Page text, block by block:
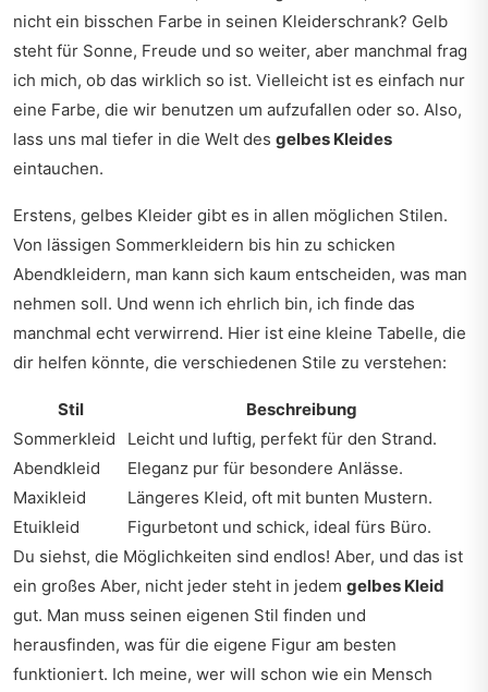
nicht ein bisschen Farbe in seinen Kleiderschrank? Gelb
steht für Sonne, Freude und so weiter, aber manchmal frag
ich mich, ob das wirklich so ist. Vielleicht ist es einfach nur
eine Farbe, die wir benutzen um aufzufallen oder so. Also,
lass uns mal tiefer in die Welt des gelbes Kleides
eintauchen.
Erstens, gelbes Kleider gibt es in allen möglichen Stilen.
Von lässigen Sommerkleidern bis hin zu schicken
Abendkleidern, man kann sich kaum entscheiden, was man
nehmen soll. Und wenn ich ehrlich bin, ich finde das
manchmal echt verwirrend. Hier ist eine kleine Tabelle, die
dir helfen könnte, die verschiedenen Stile zu verstehen:
Stil
Beschreibung
Sommerkleid
Leicht und luftig, perfekt für den Strand.
Abendkleid
Eleganz pur für besondere Anlässe.
Maxikleid
Längeres Kleid, oft mit bunten Mustern.
Etuikleid
Figurbetont und schick, ideal fürs Büro.
Du siehst, die Möglichkeiten sind endlos! Aber, und das ist
ein großes Aber, nicht jeder steht in jedem gelbes Kleid
gut. Man muss seinen eigenen Stil finden und
herausfinden, was für die eigene Figur am besten
funktioniert. Ich meine, wer will schon wie ein Mensch